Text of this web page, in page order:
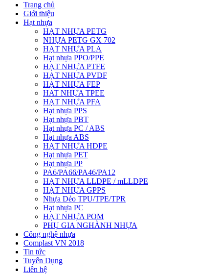
Trang chủ
Giới thiệu
Hạt nhựa
HẠT NHỰA PETG
NHỰA PETG GX 702
HẠT NHỰA PLA
Hạt nhựa PPO/PPE
HẠT NHỰA PTFE
HẠT NHỰA PVDF
HẠT NHỰA FEP
HAT NHỰA TPEE
HẠT NHỰA PFA
Hạt nhựa PPS
Hạt nhựa PBT
Hạt nhựa PC / ABS
Hạt nhựa ABS
HẠT NHỰA HDPE
Hạt nhựa PET
Hạt nhựa PP
PA6/PA66/PA46/PA12
HẠT NHỰA LLDPE / mLLDPE
HẠT NHỰA GPPS
Nhựa Dẻo TPU/TPE/TPR
Hạt nhựa PC
HẠT NHỰA POM
PHỤ GIA NGHÀNH NHỰA
Công nghệ nhựa
Complast VN 2018
Tin tức
Tuyển Dụng
Liên hệ